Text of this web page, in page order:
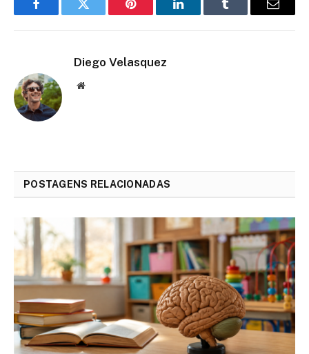
FacebookTwitter Pinterest LinkedInTumblr Email
Diego Velasquez
Website
POSTAGENS RELACIONADAS